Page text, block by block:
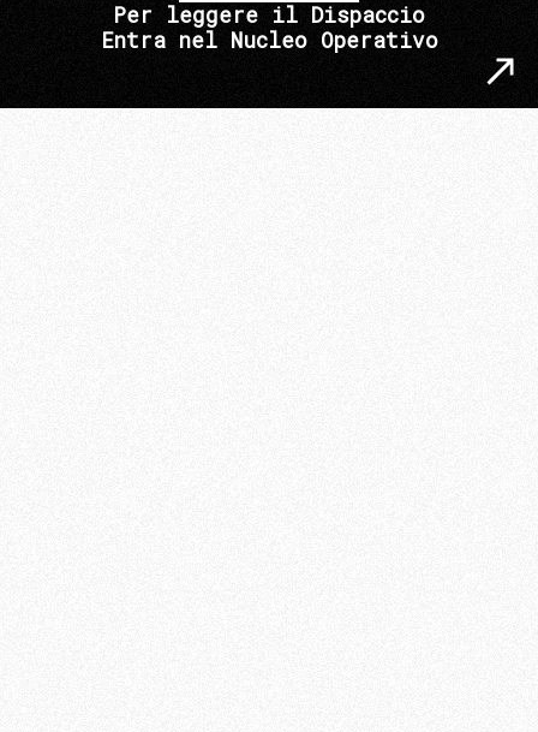
Per leggere il Dispaccio
Entra nel Nucleo Operativo